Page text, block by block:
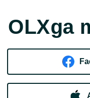
OLXga